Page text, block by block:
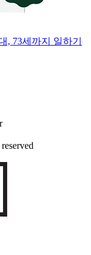
, 73세까지 일하기